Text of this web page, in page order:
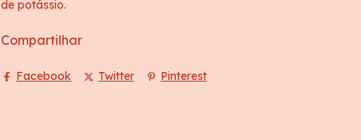
de potássio.
Compartilhar
Facebook Twitter Pinterest